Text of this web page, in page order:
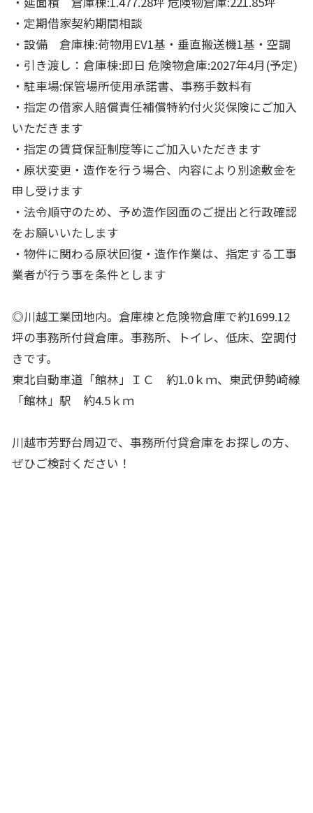
・定期借家契約期間相談
・設備 倉庫棟:荷物用EV1基・垂直搬送機1基・空調
・引き渡し：倉庫棟:即日 危険物倉庫:2027年4月(予定)
・駐車場:保管場所使用承諾書、事務手数料有
・指定の借家人賠償責任補償特約付火災保険にご加入
いただきます
・指定の賃貸保証制度等にご加入いただきます
・原状変更・造作を行う場合、内容により別途敷金を
申し受けます
・法令順守のため、予め造作図面のご提出と行政確認
をお願いいたします
・物件に関わる原状回復・造作作業は、指定する工事
業者が行う事を条件とします
◎川越工業団地内。倉庫棟と危険物倉庫で約1699.12
坪の事務所付貸倉庫。事務所、トイレ、低床、空調付
きです。
東北自動車道「館林」ＩＣ 約1.0ｋｍ、東武伊勢崎線
「館林」駅 約4.5ｋｍ
川越市芳野台周辺で、事務所付貸倉庫をお探しの方、
ぜひご検討ください！